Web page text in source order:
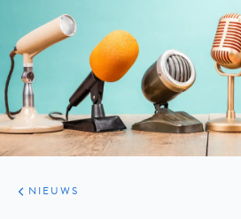
ARTIKELEN
HET
KORT
NIEUWS